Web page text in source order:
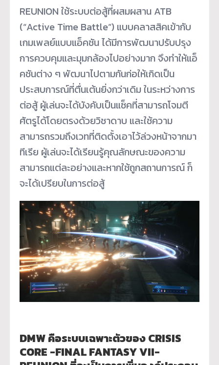
REUNION ใช้ระบบต่อสู้ที่ผสมผสาน ATB
(“Active Time Battle”) แบบคลาสสิคเข้ากับ
เกมเพลย์แบบแอ็คชัน ได้มีการพัฒนาปรับปรุง
การควบคุมและมุมกล้องไปอย่างมาก จึงทำให้แอ็
คชันต่าง ๆ พัฒนาไปตามกันก่อให้เกิดเป็น
ประสบการณ์ที่ตื่นเต้นยิ่งกว่าเดิม ในระหว่างการ
ต่อสู้ ผู้เล่นจะได้บังคับเป็นแซ็คที่สามารถโจมตี
ศัตรูได้โดยตรงด้วยวิชาดาบ และใช้ความ
สามารถรวมถึงเวทที่ติดตั้งเอาไว้ล่วงหน้าจากมา
ทีเรีย ผู้เล่นจะได้เรียนรู้คุณลักษณะของความ
สามารถแต่ละอย่างและหากใช้ถูกสถานการณ์ ก็
จะได้เปรียบในการต่อสู้
DMW คือระบบเฉพาะตัวของ CRISIS
CORE -FINAL FANTASY VII-